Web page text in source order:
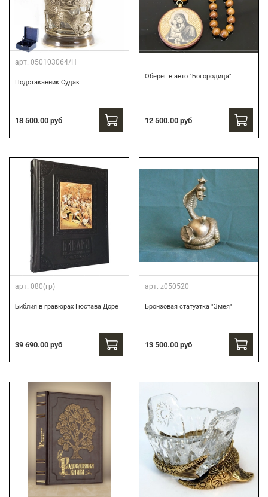
арт. 050103064/Н
Подстаканник Судак
18 500.00 руб
Оберег в авто "Богородица"
12 500.00 руб
арт. 080(гр)
Библия в гравюрах Гюстава Доре
39 690.00 руб
арт. z050520
Бронзовая статуэтка "Змея"
13 500.00 руб